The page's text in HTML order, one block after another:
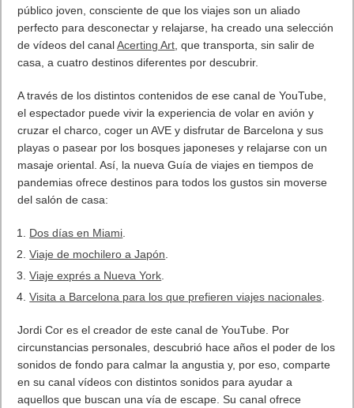
público joven, consciente de que los viajes son un aliado
perfecto para desconectar y relajarse, ha creado una selección
de vídeos del canalAcerting Art , que transporta, sin salir de
casa, a cuatro destinos diferentes por descubrir.
A través de los distintos contenidos de ese canal de YouTube,
el espectador puede vivir la experiencia de volar en avión y
cruzar el charco, coger un AVE y disfrutar de Barcelona y sus
playas o pasear por los bosques japoneses y relajarse con un
masaje oriental. Así, la nueva Guía de viajes en tiempos de
pandemias ofrece destinos para todos los gustos sin moverse
del salón de casa:
Dos días en Miami
Viaje de mochilero a Japón
Viaje exprés a Nueva York
Visita a Barcelona para los que prefieren viajes nacionales
Jordi Cor es el creador de este canal de YouTube. Por
circunstancias personales, descubrió hace años el poder de los
sonidos de fondo para calmar la angustia y, por eso, comparte
en su canal vídeos con distintos sonidos para ayudar a
aquellos que buscan una vía de escape. Su canal ofrece